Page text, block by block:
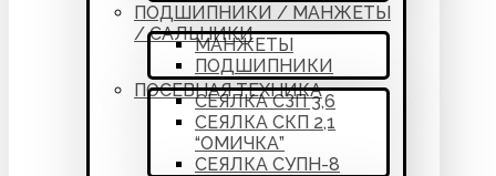
ПОДШИПНИКИ / МАНЖЕТЫ
/ САЛЬНИКИ
МАНЖЕТЫ
ПОДШИПНИКИ
ПОСЕВНАЯ ТЕХНИКА
СЕЯЛКА СЗП 3,6
СЕЯЛКА СКП 2,1
“ОМИЧКА”
СЕЯЛКА СУПН-8